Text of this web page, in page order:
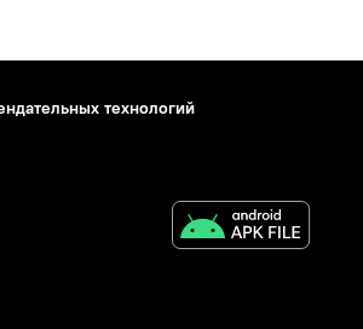
технологий